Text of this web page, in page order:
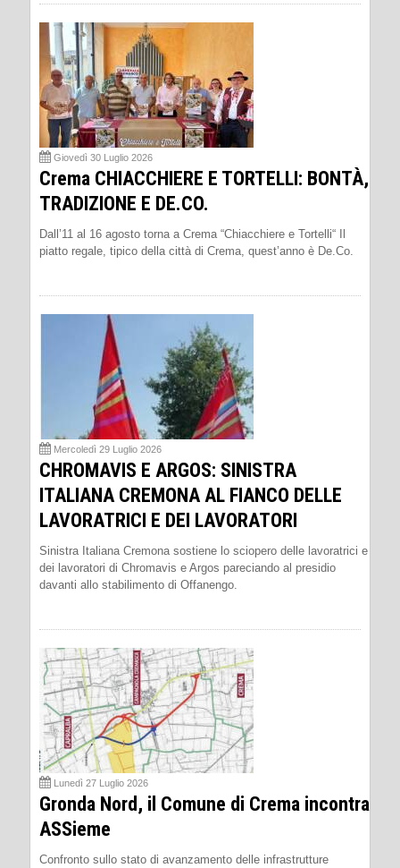
Giovedì 30 Luglio 2026
Crema CHIACCHIERE E TORTELLI: BONTÀ,
TRADIZIONE E DE.CO.
Dall’11 al 16 agosto torna a Crema “Chiacchiere e Tortelli“ Il
piatto regale, tipico della città di Crema, quest’anno è De.Co.
Mercoledì 29 Luglio 2026
CHROMAVIS E ARGOS: SINISTRA
ITALIANA CREMONA AL FIANCO DELLE
LAVORATRICI E DEI LAVORATORI
Sinistra Italiana Cremona sostiene lo sciopero delle lavoratrici e
dei lavoratori di Chromavis e Argos pareciando al presidio
davanti allo stabilimento di Offanengo.
Lunedì 27 Luglio 2026
Gronda Nord, il Comune di Crema incontra
ASSieme
Confronto sullo stato di avanzamento delle infrastrutture